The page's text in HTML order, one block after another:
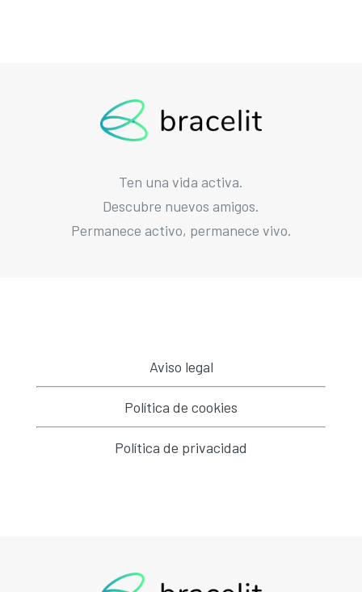
Ten una vida activa.
Descubre nuevos amigos.
Permanece activo, permanece vivo.
Aviso legal
Política de cookies
Política de privacidad